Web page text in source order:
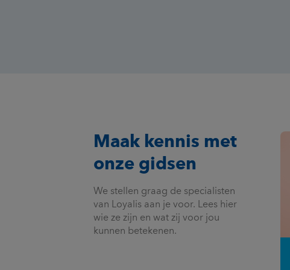
Maak kennis met
onze gidsen
We stellen graag de specialisten
van Loyalis aan je voor. Lees hier
wie ze zijn en wat zij voor jou
kunnen betekenen.